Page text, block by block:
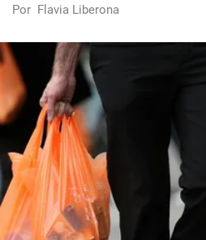
Por Flavia Liberona